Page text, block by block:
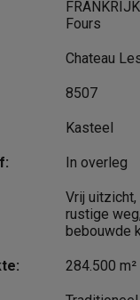
Fours
Chateau
8507
Kasteel
In overleg
Vrij uitzicht,
rustige
bebouwde
284.500 m²